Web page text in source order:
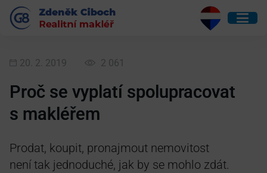
20. 2. 2019 2 061
Proč se vyplatí spolupracovat
s makléřem
Prodat, koupit, pronajmout nemovitost
není tak jednoduché, jak by se mohlo zdát.